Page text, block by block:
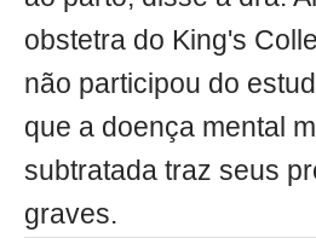
obstetra do King's
não participou do
que a doença mental
subtratada traz seus
graves.